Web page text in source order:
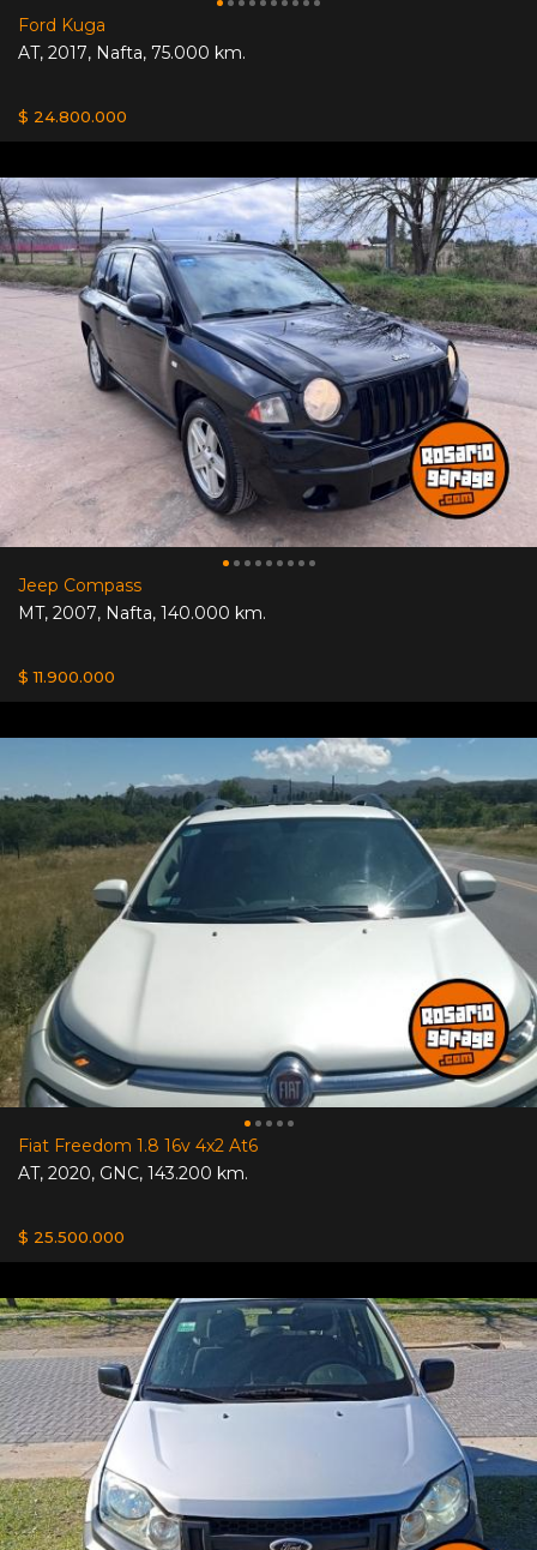
Ford Kuga
AT, 2017, Nafta, 75.000 km.
$ 24.800.000
Jeep Compass
MT, 2007, Nafta, 140.000 km.
$ 11.900.000
Fiat Freedom 1.8 16v 4x2 At6
AT, 2020, GNC, 143.200 km.
$ 25.500.000